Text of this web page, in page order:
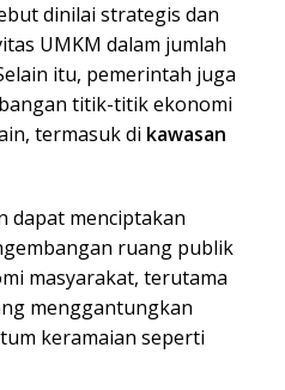
dinilai strategis dan
UMKM dalam jumlah
itu, pemerintah juga
titik-titik ekonomi
termasuk di kawasan
dapat menciptakan
ruang publik
masyarakat, terutama
menggantungkan
keramaian seperti